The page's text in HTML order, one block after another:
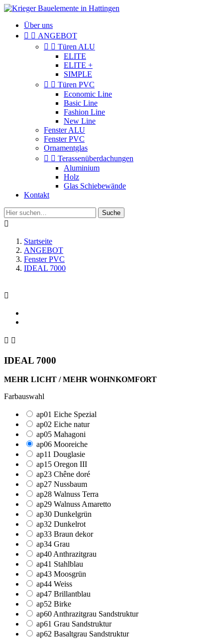
Über uns
  ANGEBOT
  Türen ALU
ELITE
ELITE +
SIMPLE
  Türen PVC
Economic Line
Basic Line
Fashion Line
New Line
Fenster ALU
Fenster PVC
Ornamentglas
  Terassenüberdachungen
Aluminium
Holz
Glas Schiebewände
Kontakt
Suche

Startseite
ANGEBOT
Fenster PVC
IDEAL 7000

 
IDEAL 7000
MEHR LICHT / MEHR WOHNKOMFORT
Farbauswahl
ap01 Eiche Spezial
ap02 Eiche natur
ap05 Mahagoni
ap06 Mooreiche
ap11 Douglasie
ap15 Oregon III
ap23 Chêne doré
ap27 Nussbaum
ap28 Walnuss Terra
ap29 Walnuss Amaretto
ap30 Dunkelgrün
ap32 Dunkelrot
ap33 Braun dekor
ap34 Grau
ap40 Anthrazitgrau
ap41 Stahlblau
ap43 Moosgrün
ap44 Weiss
ap47 Brillantblau
ap52 Birke
ap60 Anthrazitgrau Sandstruktur
ap61 Grau Sandstruktur
ap62 Basaltgrau Sandstruktur